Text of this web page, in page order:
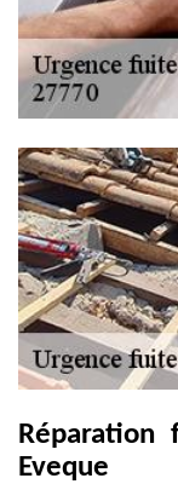
Eveque